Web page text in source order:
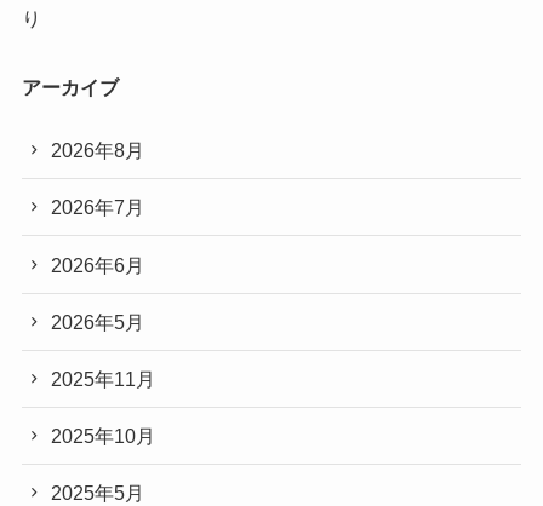
り
アーカイブ
2026年8月
2026年7月
2026年6月
2026年5月
2025年11月
2025年10月
2025年5月